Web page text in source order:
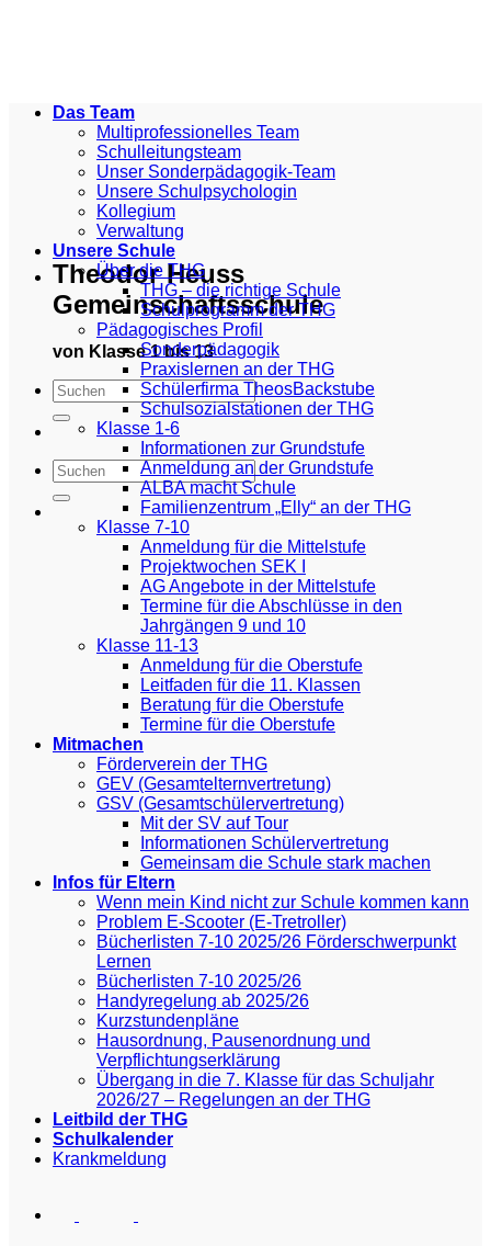
Theodor Heuss
Gemeinschaftsschule
von Klasse 1 bis 13
Das Team
Multiprofessionelles Team
Schulleitungsteam
Unser Sonderpädagogik-Team
Unsere Schulpsychologin
Kollegium
Verwaltung
Unsere Schule
Über die THG
THG – die richtige Schule
Schulprogramm der THG
Pädagogisches Profil
Sonderpädagogik
Praxislernen an der THG
Schülerfirma TheosBackstube
Schulsozialstationen der THG
Klasse 1-6
Informationen zur Grundstufe
Anmeldung an der Grundstufe
ALBA macht Schule
Familienzentrum „Elly“ an der THG
Klasse 7-10
Anmeldung für die Mittelstufe
Projektwochen SEK I
AG Angebote in der Mittelstufe
Termine für die Abschlüsse in den
Jahrgängen 9 und 10
Klasse 11-13
Anmeldung für die Oberstufe
Leitfaden für die 11. Klassen
Beratung für die Oberstufe
Termine für die Oberstufe
Mitmachen
Förderverein der THG
GEV (Gesamtelternvertretung)
GSV (Gesamtschülervertretung)
Mit der SV auf Tour
Informationen Schülervertretung
Gemeinsam die Schule stark machen
Infos für Eltern
Wenn mein Kind nicht zur Schule kommen kann
Problem E-Scooter (E-Tretroller)
Bücherlisten 7-10 2025/26 Förderschwerpunkt
Lernen
Bücherlisten 7-10 2025/26
Handyregelung ab 2025/26
Kurzstundenpläne
Hausordnung, Pausenordnung und
Verpflichtungserklärung
Übergang in die 7. Klasse für das Schuljahr
2026/27 – Regelungen an der THG
Leitbild der THG
Schulkalender
Krankmeldung